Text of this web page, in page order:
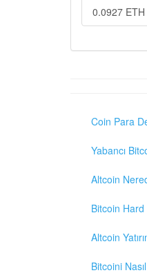
0.0927
Coin Para
Yabancı
Altcoin
Bitcoin
Altcoin
Bitcoini